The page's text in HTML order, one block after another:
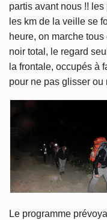
partis avant nous !!
les km de la veille se
heure, on marche
noir total, le regard
la frontale, occupés à
pour ne pas glisser ou
Le programme